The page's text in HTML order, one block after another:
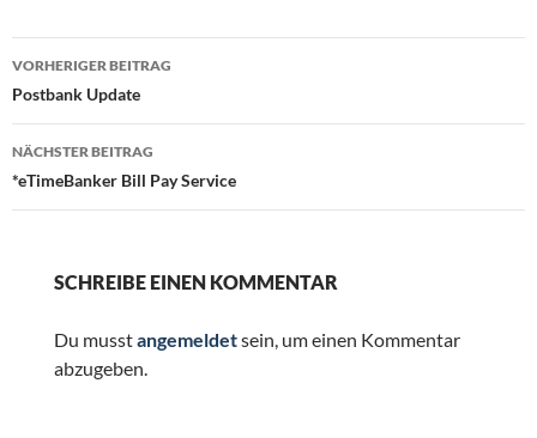
Beitragsnavigation
VORHERIGER BEITRAG
Postbank Update
NÄCHSTER BEITRAG
*eTimeBanker Bill Pay Service
SCHREIBE EINEN KOMMENTAR
Du musstangemeldetsein, um einen Kommentar
abzugeben.